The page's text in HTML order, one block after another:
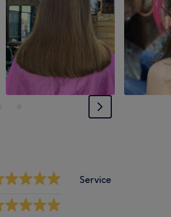
Service